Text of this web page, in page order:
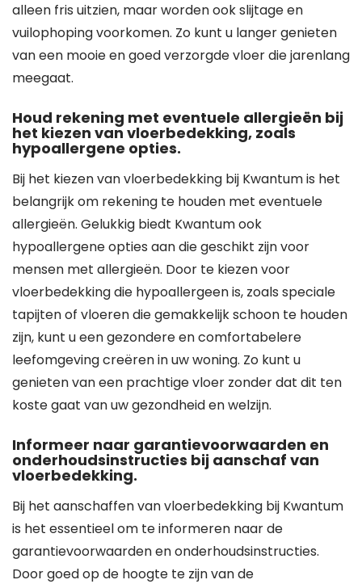
alleen fris uitzien, maar worden ook slijtage en
vuilophoping voorkomen. Zo kunt u langer genieten
van een mooie en goed verzorgde vloer die jarenlang
meegaat.
Houd rekening met eventuele allergieën bij
het kiezen van vloerbedekking, zoals
hypoallergene opties.
Bij het kiezen van vloerbedekking bij Kwantum is het
belangrijk om rekening te houden met eventuele
allergieën. Gelukkig biedt Kwantum ook
hypoallergene opties aan die geschikt zijn voor
mensen met allergieën. Door te kiezen voor
vloerbedekking die hypoallergeen is, zoals speciale
tapijten of vloeren die gemakkelijk schoon te houden
zijn, kunt u een gezondere en comfortabelere
leefomgeving creëren in uw woning. Zo kunt u
genieten van een prachtige vloer zonder dat dit ten
koste gaat van uw gezondheid en welzijn.
Informeer naar garantievoorwaarden en
onderhoudsinstructies bij aanschaf van
vloerbedekking.
Bij het aanschaffen van vloerbedekking bij Kwantum
is het essentieel om te informeren naar de
garantievoorwaarden en onderhoudsinstructies.
Door goed op de hoogte te zijn van de